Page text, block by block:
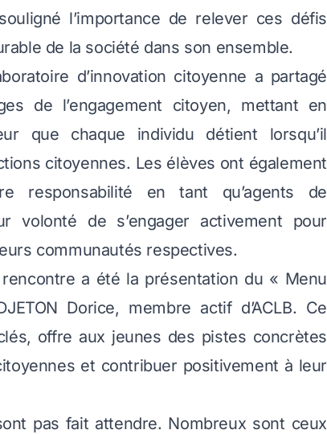
l’importance de relever ces défis
de la société dans son ensemble.
d’innovation citoyenne a partagé
de l’engagement citoyen, mettant en
que chaque individu détient lorsqu’il
citoyennes. Les élèves ont également
responsabilité en tant qu’agents de
volonté de s’engager activement pour
communautés respectives.
a été la présentation du « Menu
Dorice, membre actif d’ACLB. Ce
offre aux jeunes des pistes concrètes
et contribuer positivement à leur
pas fait attendre. Nombreux sont ceux